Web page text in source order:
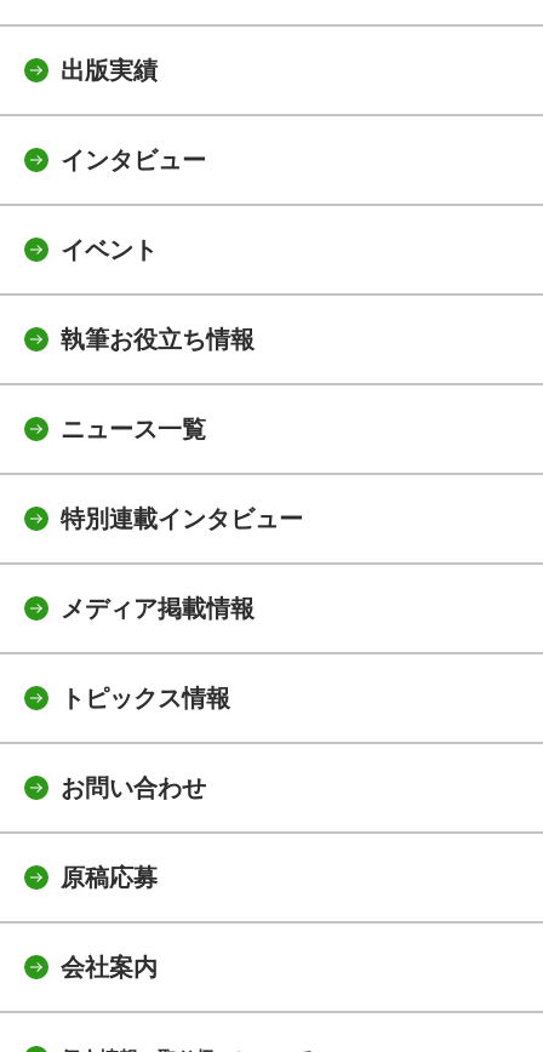
出版実績
インタビュー
イベント
執筆お役立ち情報
ニュース一覧
特別連載インタビュー
メディア掲載情報
トピックス情報
お問い合わせ
原稿応募
会社案内